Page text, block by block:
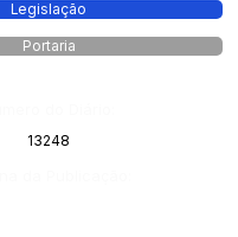
Legislação
Portaria
13248